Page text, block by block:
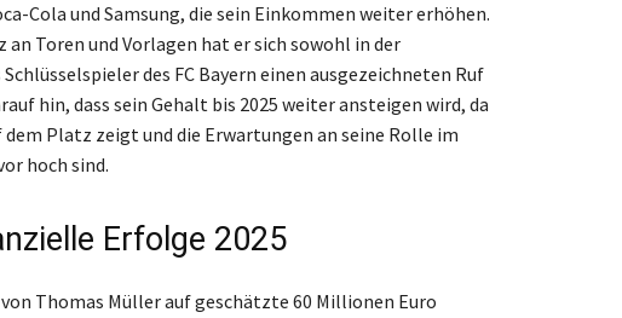
Cola und Samsung, die sein Einkommen weiter erhöhen.
Toren und Vorlagen hat er sich sowohl in der
des FC Bayern einen ausgezeichneten Ruf
hin, dass sein Gehalt bis 2025 weiter ansteigen wird, da
Platz zeigt und die Erwartungen an seine Rolle im
hoch sind.
Erfolge 2025
Thomas Müller auf geschätzte 60 Millionen Euro